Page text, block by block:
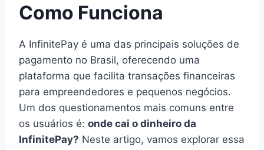
Como Funciona
A InfinitePay é uma das principais soluções de
pagamento no Brasil, oferecendo uma
plataforma que facilita transações financeiras
para empreendedores e pequenos negócios.
Um dos questionamentos mais comuns entre
os usuários é: onde cai o dinheiro da
InfinitePay? Neste artigo, vamos explorar essa